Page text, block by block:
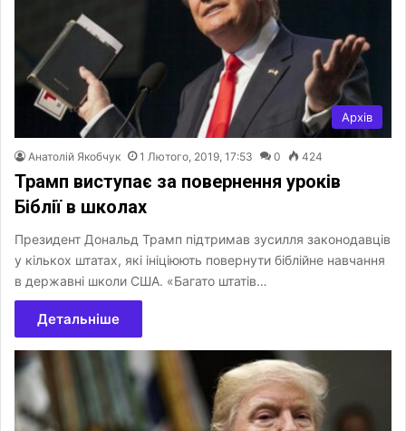
Архів
Анатолій Якобчук 1 Лютого, 2019, 17:53 0 424
Трамп виступає за повернення уроків
Біблії в школах
Президент Дональд Трамп підтримав зусилля законодавців
у кількох штатах, які ініціюють повернути біблійне навчання
в державні школи США. «Багато штатів…
Детальніше